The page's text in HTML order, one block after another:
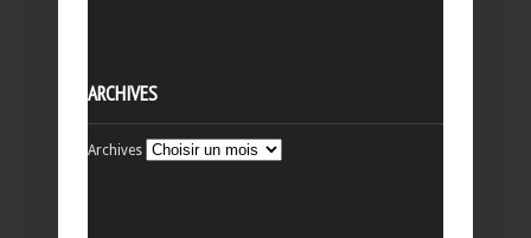
ARCHIVES
Archives